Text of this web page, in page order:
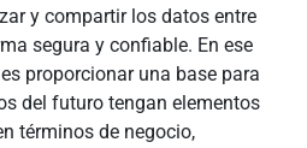
y compartir los datos entre
segura y confiable. En ese
proporcionar una base para
del futuro tengan elementos
términos de negocio,